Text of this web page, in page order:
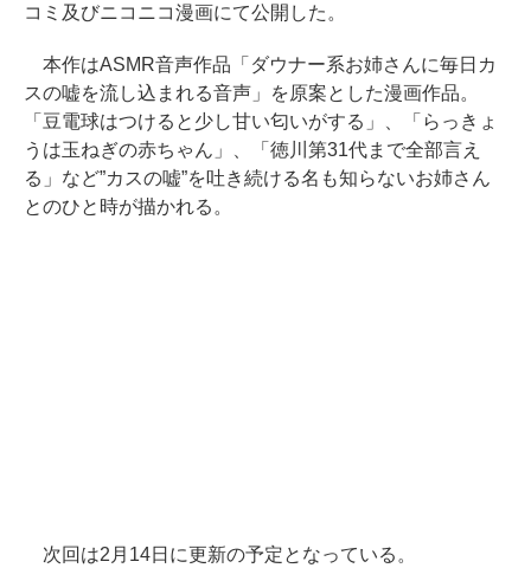
コミ及びニコニコ漫画にて公開した。
本作はASMR音声作品「ダウナー系お姉さんに毎日カ
スの嘘を流し込まれる音声」を原案とした漫画作品。
「豆電球はつけると少し甘い匂いがする」、「らっきょ
うは玉ねぎの赤ちゃん」、「徳川第31代まで全部言え
る」など”カスの嘘”を吐き続ける名も知らないお姉さん
とのひと時が描かれる。
次回は2月14日に更新の予定となっている。